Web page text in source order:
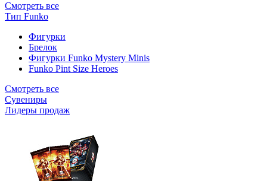
Смотреть все
Тип Funko
Фигурки
Брелок
Фигурки Funko Mystery Minis
Funko Pint Size Heroes
Смотреть все
Сувениры
Лидеры продаж